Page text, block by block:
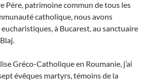
Père, patrimoine commun de tous les
catholique, nous avons
à Bucarest, au sanctuaire
Gréco-Catholique en Roumanie, j’ai
évêques martyrs, témoins de la